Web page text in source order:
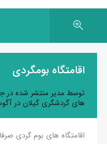
اقامتگاه بومگردی
توسط مدیر منتشر شده در
های گردشگری گیلان در آگوست
اقامتگاه های بوم گردی